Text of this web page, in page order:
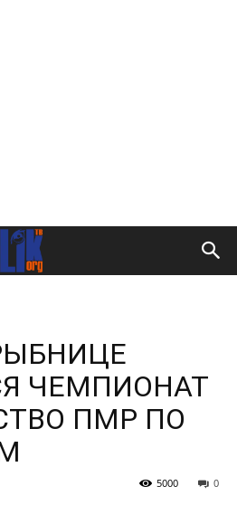
ЧЕМПИОНАТ
ПМР ПО
0
5000